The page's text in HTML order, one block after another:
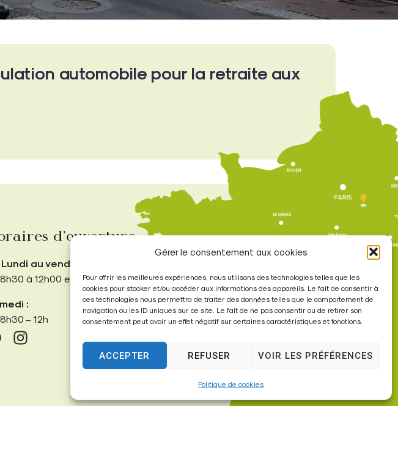
Gérer le consentement aux cookies
Pour offrir les meilleures expériences, nous utilisons des technologies telles que les
cookies pour stocker et/ou accéder aux informations des appareils. Le fait de consentir à
ces technologies nous permettra de traiter des données telles que le comportement de
navigation ou les ID uniques sur ce site. Le fait de ne pas consentir ou de retirer son
consentement peut avoir un effet négatif sur certaines caractéristiques et fonctions.
ACCEPTER REFUSER VOIR LES PRÉFÉRENCES
Politique de cookies
automobile pour la retraite aux
d’ouverture
Lundi au vendredi :
à 12h00 et de 13h30 à 17h30
:
– 12h